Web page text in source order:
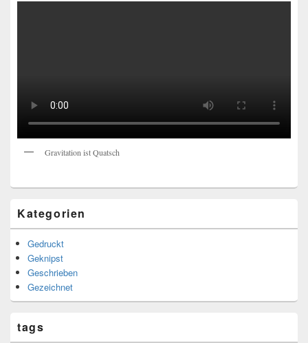
Gravitation ist Quatsch
Kategorien
Gedruckt
Geknipst
Geschrieben
Gezeichnet
tags